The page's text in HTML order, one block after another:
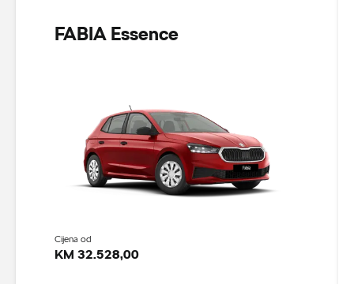
FABIA Essence
Cijena od
KM 32.528,00